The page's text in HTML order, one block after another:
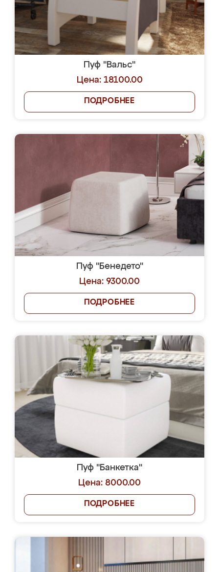
Пуф "Вальс"
Цена: 18100.00
ПОДРОБНЕЕ
Пуф "Бенедето"
Цена: 9300.00
ПОДРОБНЕЕ
Пуф "Банкетка"
Цена: 8000.00
ПОДРОБНЕЕ